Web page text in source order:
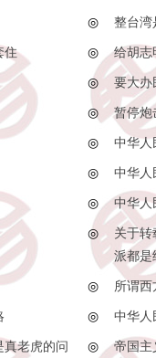
◎ 整台湾
住 ◎ 给胡志
◎ 要大办
◎ 暂停炮
◎ 中华人
◎ 中华人
◎ 中华人
◎
关于
派都是
◎ 所谓西
◎ 中华人
真老虎的问
◎
帝国主